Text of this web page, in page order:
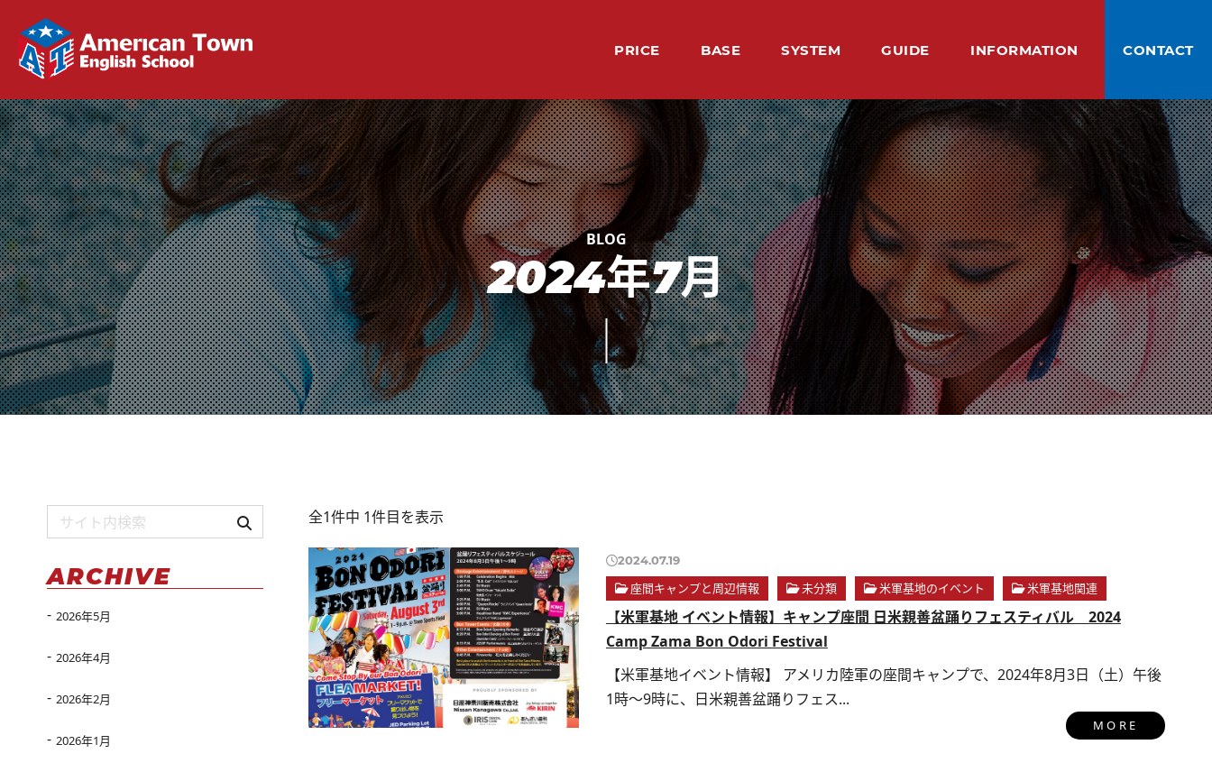
PRICE
料金 BASE
レッスン場所 SYSTEM
システム
LESSON
レッスン
HOME STAY
ホームステイ
TEACHERS
先生紹介
VOICE
生徒様の声
BUSINESS SUPPORT
インバウンド接客トレーニング
GUIDE
ご利用案内
CAUTION
注意事項
Q&A
よくある質問
INFORMATION
基本情報
ABOUT US
私たちについて
BLOG
ブログ
CONTACT
お問い合わせ
2024年7月
全1件中 1件目を表示
2024.07.19
座間キャンプと周辺情報 未分類 米軍基地のイベント 米軍基地関連
【米軍基地 イベント情報】キャンプ座間 日米親善盆踊りフェスティバル 2024
Camp Zama Bon Odori Festival
【米軍基地イベント情報】 アメリカ陸軍の座間キャンプで、2024年8月3日（土）午後
1時～9時に、日米親善盆踊りフェス...
MORE
ARCHIVE
2026年5月
2026年4月
2026年2月
2026年1月